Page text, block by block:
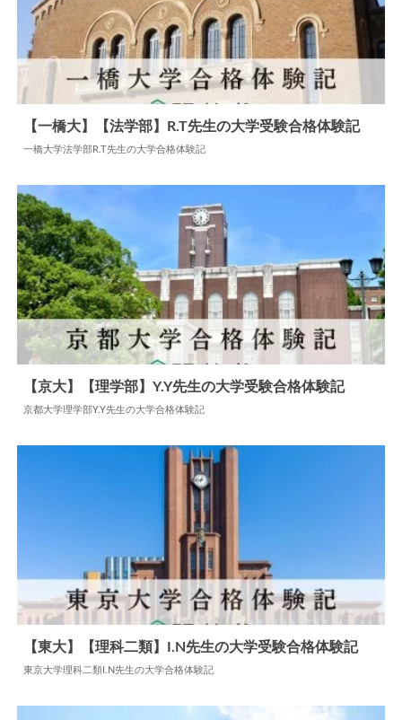
【一橋大】【法学部】R.T先生の大学受験合格体験記
一橋大学法学部R.T先生の大学合格体験記
【京大】【理学部】Y.Y先生の大学受験合格体験記
京都大学理学部Y.Y先生の大学合格体験記
【東大】【理科二類】I.N先生の大学受験合格体験記
東京大学理科二類I.N先生の大学合格体験記